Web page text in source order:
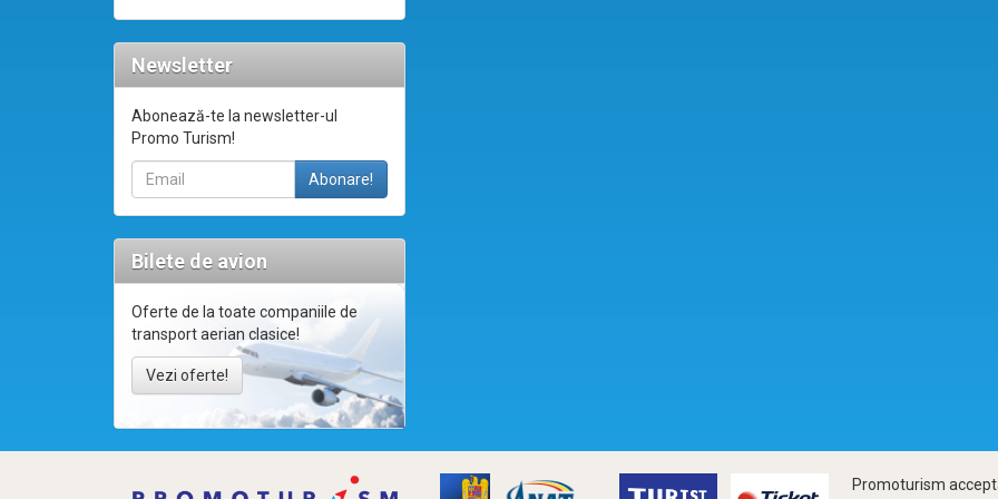
Newsletter
Abonează-te la newsletter-ul
Promo Turism!
Bilete de avion
Oferte de la toate companiile de
transport aerian clasice!
Vezi oferte!
Promoturism